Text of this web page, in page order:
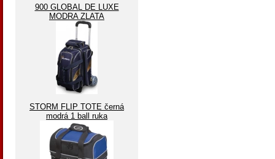
900 GLOBAL DE LUXE
MODRA ZLATA
STORM FLIP TOTE černá
modrá 1 ball ruka